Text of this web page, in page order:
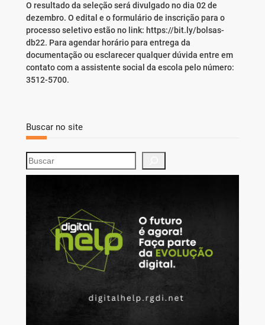
O resultado da seleção será divulgado no dia 02 de
dezembro. O edital e o formulário de inscrição para o
processo seletivo estão no link: https://bit.ly/bolsas-
db22. Para agendar horário para entrega da
documentação ou esclarecer qualquer dúvida entre em
contato com a assistente social da escola pelo número:
3512-5700.
Buscar no site
S
e